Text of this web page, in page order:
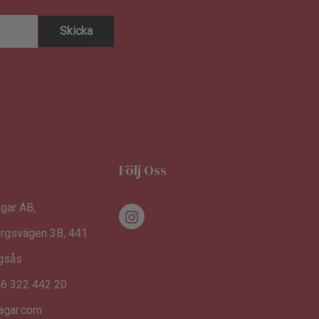
AB,
3B, 441
322 442 20
Följ Oss